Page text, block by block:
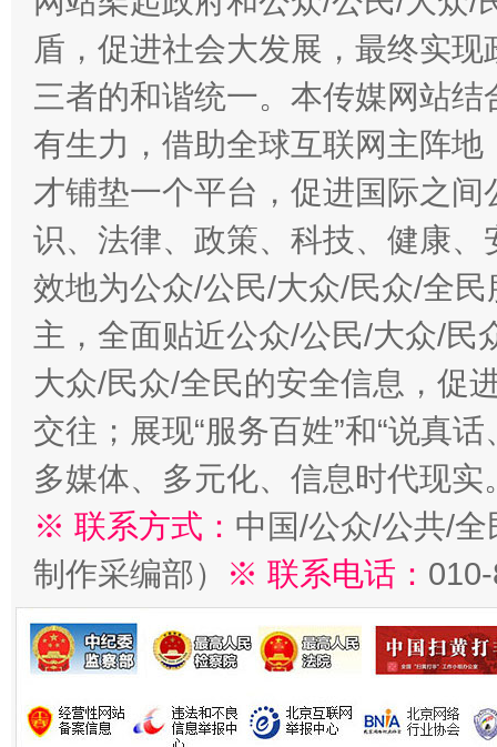
盾，促进社会大发展，最终实
三者的和谐统一。本传媒网站
有生力，借助全球互联网主阵
才铺垫一个平台，促进国际之
识、法律、政策、科技、健康
效地为公众/公民/大众/民众/全
主，全面贴近公众/公民/大众/民
大众/民众/全民的安全信息，促
交往；展现“服务百姓”和“说真
多媒体、多元化、信息时代现实
※ 联系方式： 中国/公众/公共/
制作采编部）
※ 联系电话：